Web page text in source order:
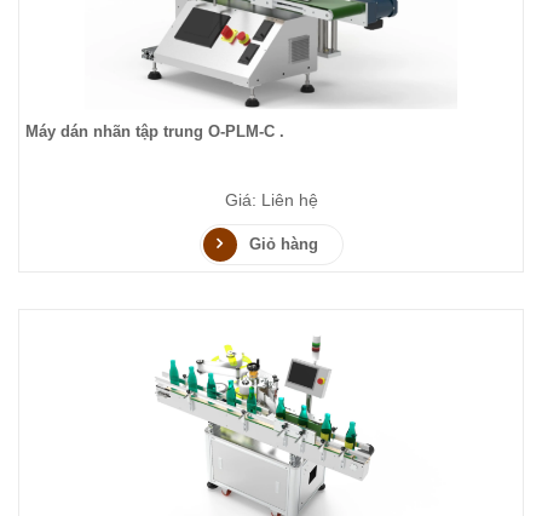
Máy dán nhãn tập trung O-PLM-C .
Giá: Liên hệ
Giỏ hàng